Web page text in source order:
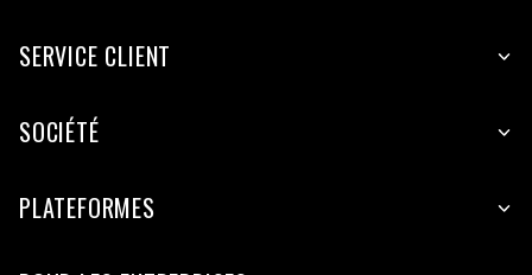
SERVICE CLIENT
SOCIÉTÉ
PLATEFORMES